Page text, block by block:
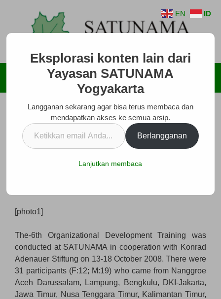
Menu
Pelatihan Pengembangan Organisasi
(Organisational Development/OD) ke-6, 13-18
Oktober 2008
Januari 2, 2009 olehSATUNAMA
[photo1]
The-6th Organizational Development Training was
conducted at SATUNAMA in cooperation with Konrad
Adenauer Stiftung on 13-18 October 2008. There were
31 participants (F:12; M:19) who came from Nanggroe
Aceh Darussalam, Lampung, Bengkulu, DKI-Jakarta,
Jawa Timur, Nusa Tenggara Timur, Kalimantan Timur,
EN ID
Eksplorasi konten lain dari
Yayasan SATUNAMA
Yogyakarta
Langganan sekarang agar bisa terus membaca dan
mendapatkan akses ke semua arsip.
Ketikkan
email
Berlangganan
Lanjutkan membaca